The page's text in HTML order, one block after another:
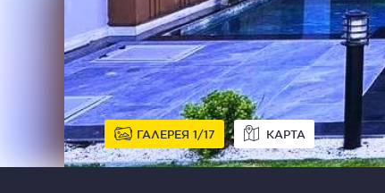
ГАЛЕРЕЯ 1 17 КАРТА